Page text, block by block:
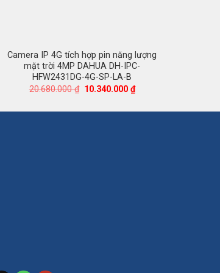
Camera IP 4G tích hợp pin năng lượng
mặt trời 4MP DAHUA DH-IPC-
HFW2431DG-4G-SP-LA-B
20.680.000₫ Giá
20.680.000 ₫.
10.340.000₫Giá
hiện
là: